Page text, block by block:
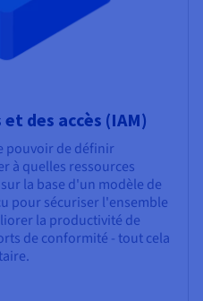
des accès (IAM)
pouvoir de définir
à quelles ressources
la base d'un modèle de
pour sécuriser l'ensemble
la productivité de
de conformité - tout cela